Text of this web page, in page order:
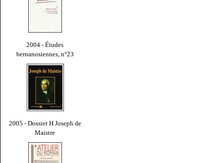
2004 - Études
bernanosiennes, n°23
2005 - Dossier H Joseph de
Maistre